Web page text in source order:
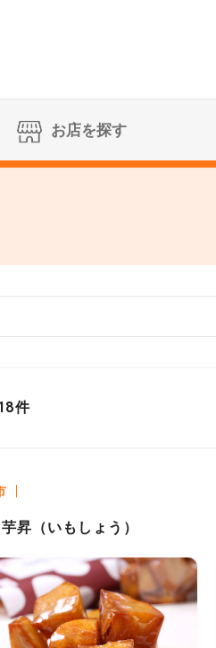
お店を探す
件
昇（いもしょう）